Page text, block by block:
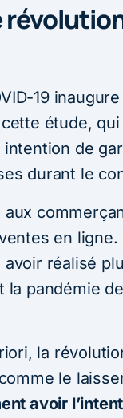
19
étude,
de
durant le
aux
en
avoir réalisé
la pandémie
la
le
avoir